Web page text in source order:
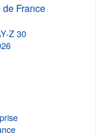
de France
Z 30